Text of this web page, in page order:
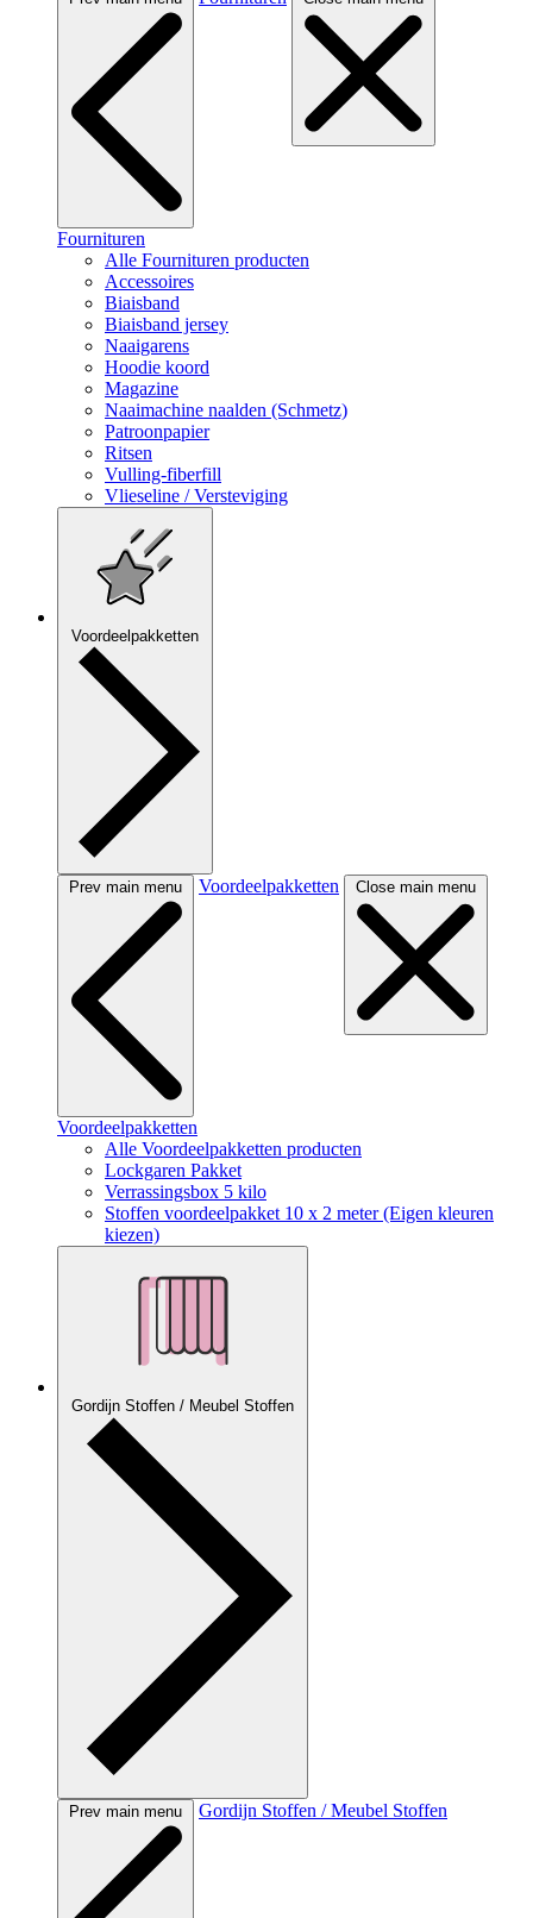
Fournituren
Alle Fournituren producten
Accessoires
Biaisband
Biaisband jersey
Naaigarens
Hoodie koord
Magazine
Naaimachine naalden (Schmetz)
Patroonpapier
Ritsen
Vulling-fiberfill
Vlieseline / Versteviging
Voordeelpakketten
Prev main menu Voordeelpakketten Close main menu
Voordeelpakketten
Alle Voordeelpakketten producten
Lockgaren Pakket
Verrassingsbox 5 kilo
Stoffen voordeelpakket 10 x 2 meter (Eigen kleuren
kiezen)
Gordijn Stoffen / Meubel Stoffen
Prev main menu Gordijn Stoffen / Meubel Stoffen